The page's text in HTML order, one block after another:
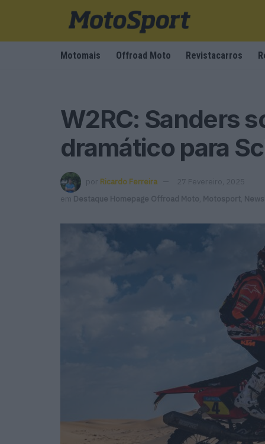
Motomais Offroad Moto Revistacarros
W2RC: Sanders
dramático para
por Ricardo Ferreira
27 Fevereiro, 2025
em
Destaque Homepage Offroad Moto Motosport